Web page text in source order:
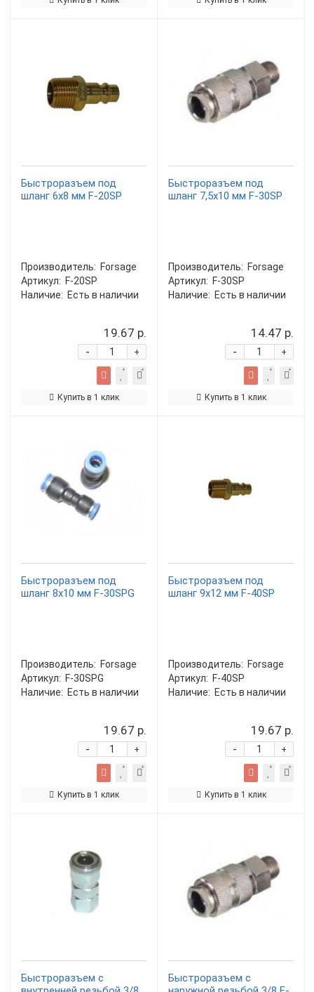
Быстроразъем под
шланг 6х8 мм F-20SP
Производитель: Forsage
Артикул: F-20SP
Наличие: Есть в наличии
19.67 р.
+
-
Купить в 1 клик
Быстроразъем под
шланг 7,5х10 мм F-30SP
Производитель: Forsage
Артикул: F-30SP
Наличие: Есть в наличии
14.47 р.
+
-
Купить в 1 клик
Быстроразъем под
шланг 8х10 мм F-30SPG
Производитель: Forsage
Артикул: F-30SPG
Наличие: Есть в наличии
19.67 р.
+
-
Купить в 1 клик
Быстроразъем под
шланг 9х12 мм F-40SP
Производитель: Forsage
Артикул: F-40SP
Наличие: Есть в наличии
19.67 р.
+
-
Купить в 1 клик
Быстроразъем с
Быстроразъем с